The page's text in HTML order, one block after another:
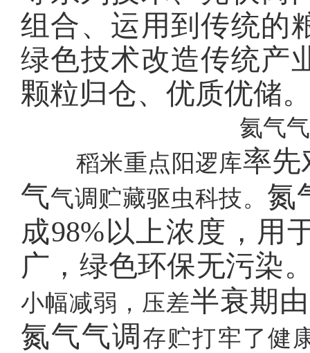
组合、运用到传统的
绿色技术改造传统产
颗粒归仓、优质优储
氦气
稻米重点阳逻库率先
气气调贮藏驱虫科技。 氮
成98%以上浓度，用
广，绿色环保无污染
小幅减弱，压差半衰期
氮气气调存贮打牢了健